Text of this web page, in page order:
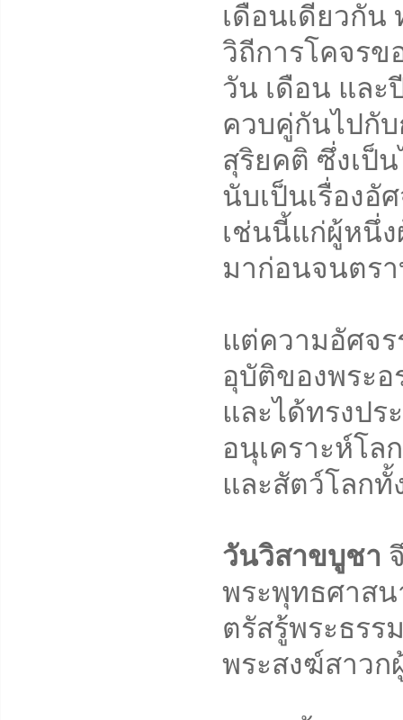
เดือนเดียวกั
วิถีการโคจรข
วัน เดือน แล
ควบคู่กันไปกั
สุริยคติ ซึ่งเป็
นับเป็นเรื่องอั
เช่นนี้แก่ผู้หนึ่
มาก่อนจนตร
แต่ความอัศจร
อุบัติของพระ
และได้ทรงปร
อนุเคราะห์โ
และสัตว์โลกทั้
วันวิสาขบูชา
พระพุทธศาสน
ตรัสรู้พระธรร
พระสงฆ์สาว